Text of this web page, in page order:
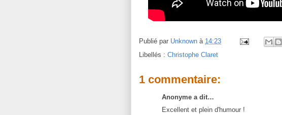
Publié par Unknown à 14:23
Libellés : Christophe Claret
1 commentaire:
Anonyme a dit…
Excellent et plein d'humour !